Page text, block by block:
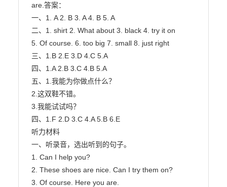
are.答案：
一、1. A 2. B 3. A 4. B 5. A
二、1. shirt 2. What about 3. black 4. try it on
5. Of course. 6. too big 7. small 8. just right
三、1.B 2.E 3.D 4.C 5.A
四、1.A 2.B 3.C 4.B 5.A
五、1.我能为你做点什么？
2.这双鞋不错。
3.我能试试吗？
四、1.F 2.D 3.C 4.A 5.B 6.E
听力材料
一、听录音，选出听到的句子。
1. Can I help you?
2. These shoes are nice. Can I try them on?
3. Of course. Here you are.